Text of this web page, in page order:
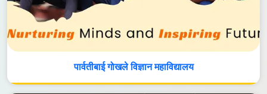
पार्वतीबाई गोखले विज्ञान महाविद्यालय